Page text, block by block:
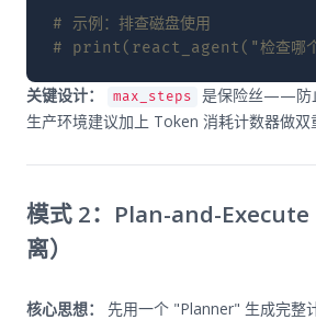
# 示例：排查磁盘使用
# print(react_agent("检查哪个
关键设计： max_steps
是保险丝——防
生产环境建议加上 Token 消耗计数器做双
模式 2：Plan-and-Execute
离）
核心思想：
先用一个 "Planner" 生成完整